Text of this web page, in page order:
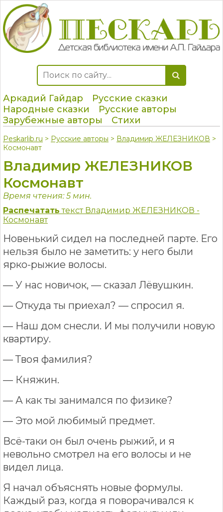
Аркадий Гайдар
Русские сказки
Народные сказки
Русские авторы
Зарубежные авторы
Стихи
Peskarlib.ru > Русские авторы > Владимир ЖЕЛЕЗНИКОВ >
Космонавт
Владимир ЖЕЛЕЗНИКОВ
Космонавт
Время чтения: 5 мин.
Распечатать текст Владимир ЖЕЛЕЗНИКОВ -
Космонавт
Новенький сидел на последней парте. Его
нельзя было не заметить: у него были
ярко-рыжие волосы.
— У нас новичок, — сказал Лёвушкин.
— Откуда ты приехал? — спросил я.
— Наш дом снесли. И мы получили новую
квартиру.
— Твоя фамилия?
— Княжин.
— А как ты занимался по физике?
— Это мой любимый предмет.
Всё-таки он был очень рыжий, и я
невольно смотрел на его волосы и не
видел лица.
Я начал объяснять новые формулы.
Каждый раз, когда я поворачивался к